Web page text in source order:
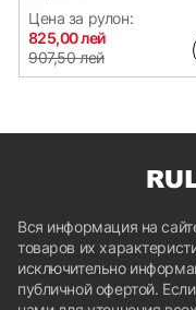
Цена за рулон:
825,00 лей
907,50 лей
Вся информация на
товаров их
исключительно
публичной офертой.